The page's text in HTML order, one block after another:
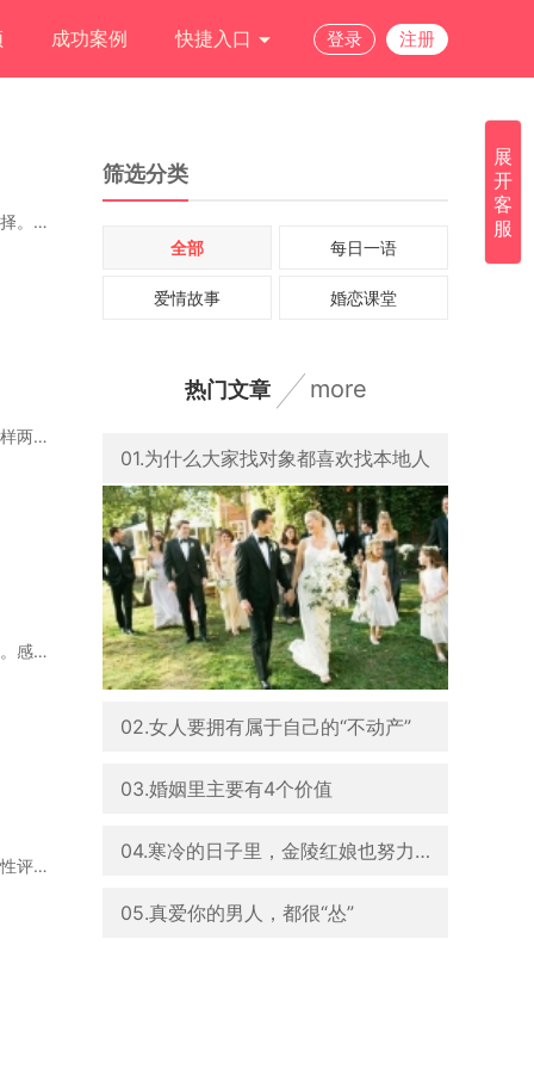
成功案例 快捷入口 登录 注册
真正在乎你的人，即使当下拮据，也会倾尽所能对你好。穷是物质状态，而抠与敷衍是态度选择。一个
普通人最好的婚姻是什么样的，你知道吗？我说就看这三条：第一最好两个都是独生子女。这样两边爸
谈对象结婚这个事哎，就要速战速决！不是叫你马虎哦，是别在猜来猜去里头把对的人搞没了。感情拖
许多人恋爱凭感觉，看重相处是否快乐轻松。但长久关系本质是基因与文化适配的选择，需理性评估几
筛选分类
全部 每日一语
爱情故事 婚恋课堂
热门文章 more
01.为什么大家找对象都喜欢找本地人
02.女人要拥有属于自己的“不动产”
03.婚姻里主要有4个价值
04.寒冷的日子里，金陵红娘也努力给你温暖
05.真爱你的男人，都很“怂”
展
开
客
服